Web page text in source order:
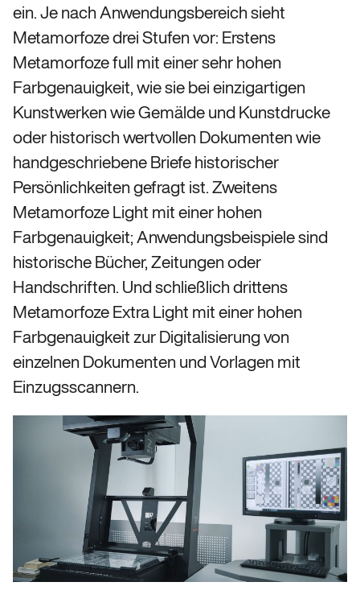
ein. Je nach Anwendungsbereich sieht
Metamorfoze drei Stufen vor: Erstens
Metamorfoze full mit einer sehr hohen
Farbgenauigkeit, wie sie bei einzigartigen
Kunstwerken wie Gemälde und Kunstdrucke
oder historisch wertvollen Dokumenten wie
handgeschriebene Briefe historischer
Persönlichkeiten gefragt ist. Zweitens
Metamorfoze Light mit einer hohen
Farbgenauigkeit; Anwendungsbeispiele sind
historische Bücher, Zeitungen oder
Handschriften. Und schließlich drittens
Metamorfoze Extra Light mit einer hohen
Farbgenauigkeit zur Digitalisierung von
einzelnen Dokumenten und Vorlagen mit
Einzugsscannern.